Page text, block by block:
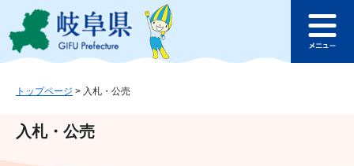
ジ
ュ
このページの本文へ
ュ
トップページ > 入札・公売
入札・公売